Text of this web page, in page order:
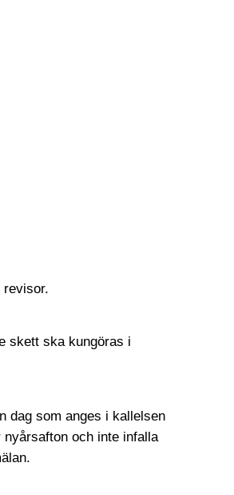
revisor.
skett ska kungöras i
dag som anges i kallelsen
och inte infalla